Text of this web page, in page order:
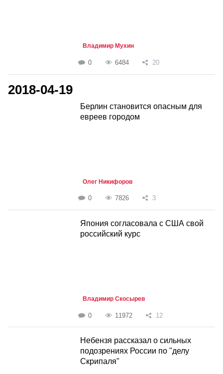
Владимир Мухин
0 6484 20
2018-04-19
Берлин становится опасным для
евреев городом
Олег Никифоров
0 7826 3
Япония согласовала с США свой
российский курс
Владимир Скосырев
0 11972 12
Небензя рассказал о сильных
подозрениях России по "делу
Скрипаля"